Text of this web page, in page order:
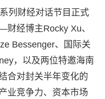
列财经对话节目正式
经博主Rocky Xu、
Bessenger、国际关
，以及两位特邀海南
合对封关半年变化的
业竞争力、资本市场